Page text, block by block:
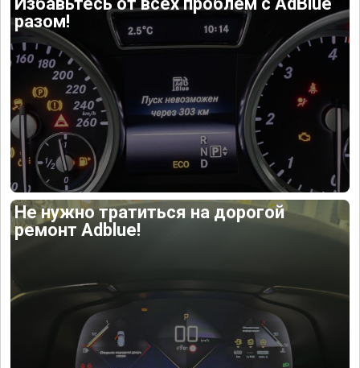
разом!
Не нужно тратиться на дорогой
ремонт Adblue!